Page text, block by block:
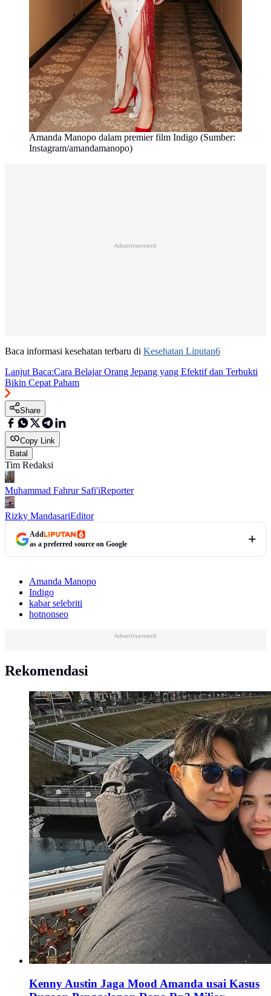
Amanda Manopo dalam premier film Indigo (Sumber:
Instagram/amandamanopo)
Advertisement
Baca informasi kesehatan terbaru di Kesehatan Liputan6
Lanjut Baca:Cara Belajar Orang Jepang yang Efektif dan Terbukti
Bikin Cepat Paham
Share
Copy Link
Batal
Tim Redaksi
Muhammad Fahrur Safi'iReporter
Rizky MandasariEditor
Add
as a preferred source on Google
Amanda Manopo
Indigo
kabar selebriti
hotnonseo
Advertisement
Rekomendasi
Kenny Austin Jaga Mood Amanda usai Kasus